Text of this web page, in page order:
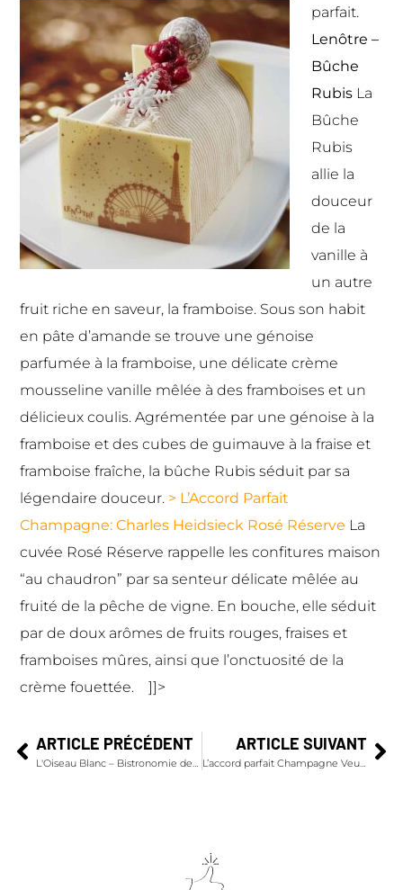
parfait.
Lenôtre –
Bûche
Rubis La
Bûche
Rubis
allie la
douceur
de la
vanille à
un autre
fruit riche en saveur, la framboise. Sous son habit
en pâte d’amande se trouve une génoise
parfumée à la framboise, une délicate crème
mousseline vanille mêlée à des framboises et un
délicieux coulis. Agrémentée par une génoise à la
framboise et des cubes de guimauve à la fraise et
framboise fraîche, la bûche Rubis séduit par sa
légendaire douceur. > L’Accord Parfait
Champagne:Charles Heidsieck Rosé Réserve La
cuvée Rosé Réserve rappelle les confitures maison
“au chaudron” par sa senteur délicate mêlée au
fruité de la pêche de vigne. En bouche, elle séduit
par de doux arômes de fruits rouges, fraises et
framboises mûres, ainsi que l’onctuosité de la
crème fouettée. ]]>
ARTICLE PRÉCÉDENT
L'Oiseau Blanc – Bistronomie de haut vol
ARTICLE SUIVANT
L’accord parfait Champagne Veuve Clicquot Rosé et Zakouski de tomates cerises